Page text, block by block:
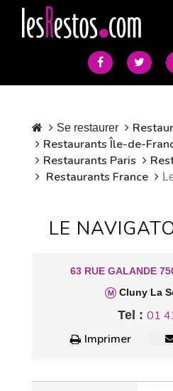
Se restaurer
Restaurants Île-de-
Restaurants Paris
Restaurants France
LE
63 RUE GALANDE
Cluny La
Tel : 01
Imprimer